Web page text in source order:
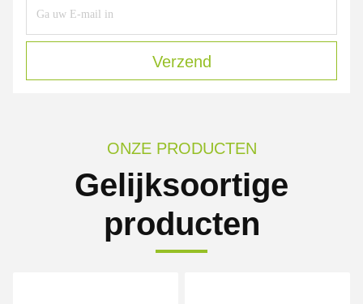
Verzend
ONZE PRODUCTEN
Gelijksoortige
producten